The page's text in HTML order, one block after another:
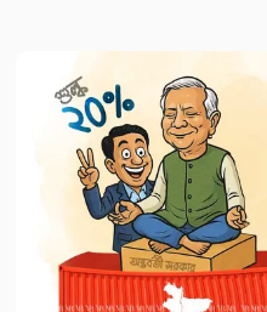
নিয়ে তিনি আরও বলেছেন, মানুষের
নিশ্চিত করতে এবং গণতন্ত্রে মসৃণ
বিশ্বাসযোগ্য এবং অন্তর্ভুক্তিমূলক
সরকার প্রস্তুতি নিচ্ছে। তার প্রতিটি
শ্রোতা মুগ্ধ হয়, ভক্তের সংখ্যা বাড়ে;